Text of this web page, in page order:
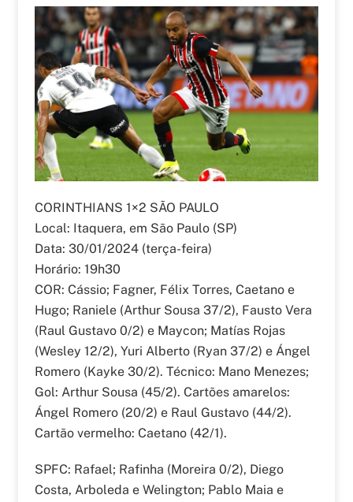
CORINTHIANS 1×2 SÃO PAULO
Local: Itaquera, em São Paulo (SP)
Data: 30/01/2024 (terça-feira)
Horário: 19h30
COR: Cássio; Fagner, Félix Torres, Caetano e
Hugo; Raniele (Arthur Sousa 37/2), Fausto Vera
(Raul Gustavo 0/2) e Maycon; Matías Rojas
(Wesley 12/2), Yuri Alberto (Ryan 37/2) e Ángel
Romero (Kayke 30/2). Técnico: Mano Menezes;
Gol: Arthur Sousa (45/2). Cartões amarelos:
Ángel Romero (20/2) e Raul Gustavo (44/2).
Cartão vermelho: Caetano (42/1).
SPFC: Rafael; Rafinha (Moreira 0/2), Diego
Costa, Arboleda e Welington; Pablo Maia e